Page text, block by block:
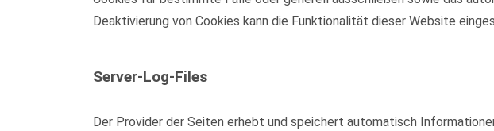
Deaktivierung von Cookies kann die Funktionalität dieser Website
Server-Log-Files
Der Provider der Seiten erhebt und speichert automatisch